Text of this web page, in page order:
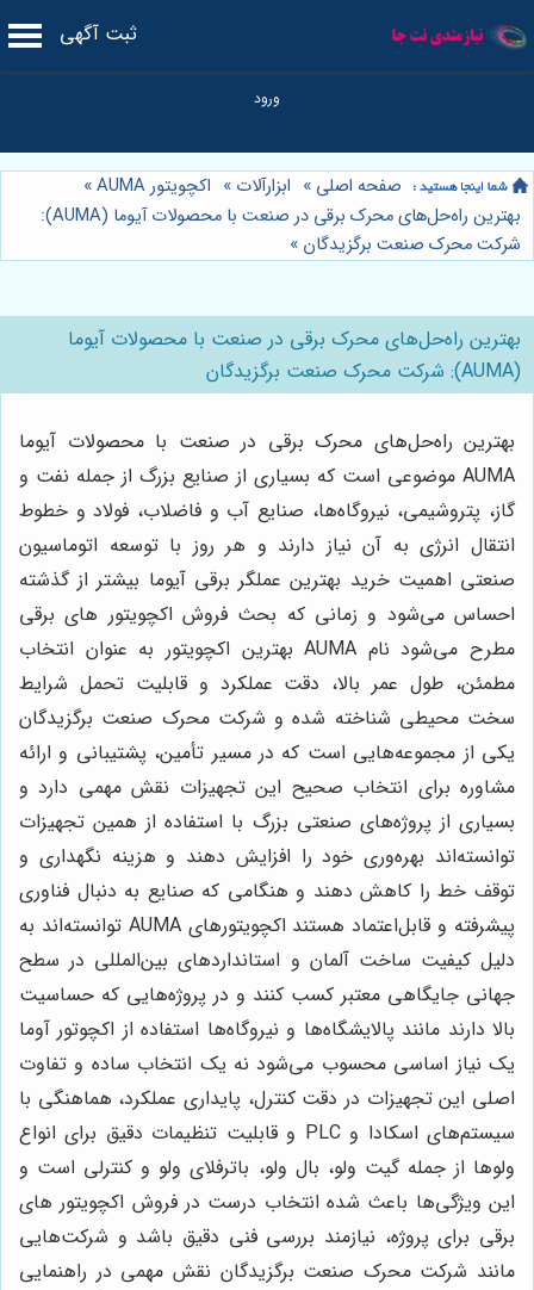
ثبت آگهی
صفحه اصلی » ابزارآلات » اکچویتور AUMA
»
بهترین راه‌حل‌های محرک برقی در صنعت با محصولات آیوما (AUMA):
شرکت محرک صنعت برگزیدگان »
بهترین راه‌حل‌های محرک برقی در صنعت با محصولات آیوما
(AUMA): شرکت محرک صنعت برگزیدگان
بهترین راه‌حل‌های محرک برقی در صنعت با محصولات آیوما
AUMA موضوعی است که بسیاری از صنایع بزرگ از جمله نفت و
گاز، پتروشیمی، نیروگاه‌ها، صنایع آب و فاضلاب، فولاد و خطوط
انتقال انرژی به آن نیاز دارند و هر روز با توسعه اتوماسیون
صنعتی اهمیت خرید بهترین عملگر برقی آیوما بیشتر از گذشته
احساس می‌شود و زمانی که بحث فروش اکچویتور های برقی
مطرح می‌شود نام AUMA بهترین اکچویتور به عنوان انتخاب
مطمئن، طول عمر بالا، دقت عملکرد و قابلیت تحمل شرایط
سخت محیطی شناخته شده و شرکت محرک صنعت برگزیدگان
یکی از مجموعه‌هایی است که در مسیر تأمین، پشتیبانی و ارائه
مشاوره برای انتخاب صحیح این تجهیزات نقش مهمی دارد و
بسیاری از پروژه‌های صنعتی بزرگ با استفاده از همین تجهیزات
توانسته‌اند بهره‌وری خود را افزایش دهند و هزینه نگهداری و
توقف خط را کاهش دهند و هنگامی که صنایع به دنبال فناوری
پیشرفته و قابل‌اعتماد هستند اکچویتورهای AUMA توانسته‌اند به
دلیل کیفیت ساخت آلمان و استانداردهای بین‌المللی در سطح
جهانی جایگاهی معتبر کسب کنند و در پروژه‌هایی که حساسیت
بالا دارند مانند پالایشگاه‌ها و نیروگاه‌ها استفاده از اکچوتور آوما
یک نیاز اساسی محسوب می‌شود نه یک انتخاب ساده و تفاوت
اصلی این تجهیزات در دقت کنترل، پایداری عملکرد، هماهنگی با
سیستم‌های اسکادا و PLC و قابلیت تنظیمات دقیق برای انواع
ولوها از جمله گیت ولو، بال ولو، باترفلای ولو و کنترلی است و
این ویژگی‌ها باعث شده انتخاب درست در فروش اکچویتور های
برقی برای پروژه، نیازمند بررسی فنی دقیق باشد و شرکت‌هایی
مانند شرکت محرک صنعت برگزیدگان نقش مهمی در راهنمایی